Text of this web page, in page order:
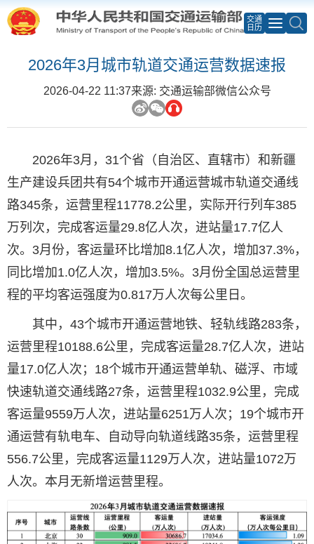
交通
日历
2026年3月城市轨道交通运营数据速报
2026-04-22 11:37来源: 交通运输部微信公众号
2026年3月，31个省（自治区、直辖市）和新疆
生产建设兵团共有54个城市开通运营城市轨道交通线
路345条，运营里程11778.2公里，实际开行列车385
万列次，完成客运量29.8亿人次，进站量17.7亿人
次。3月份，客运量环比增加8.1亿人次，增加37.3%，
同比增加1.0亿人次，增加3.5%。3月份全国总运营里
程的平均客运强度为0.817万人次每公里日。
其中，43个城市开通运营地铁、轻轨线路283条，
运营里程10188.6公里，完成客运量28.7亿人次，进站
量17.0亿人次；18个城市开通运营单轨、磁浮、市域
快速轨道交通线路27条，运营里程1032.9公里，完成
客运量9559万人次，进站量6251万人次；19个城市开
通运营有轨电车、自动导向轨道线路35条，运营里程
556.7公里，完成客运量1129万人次，进站量1072万
人次。本月无新增运营里程。